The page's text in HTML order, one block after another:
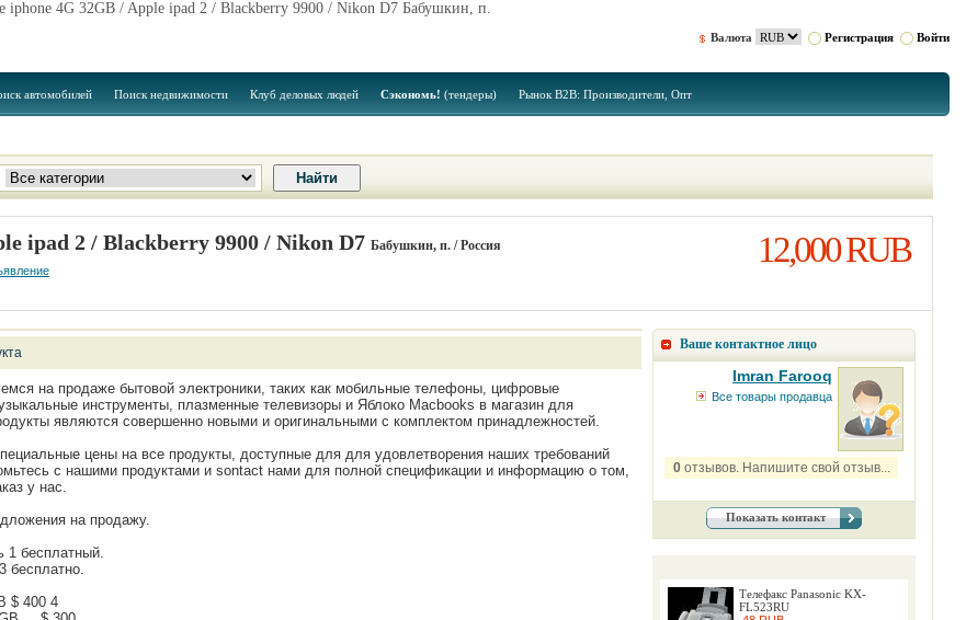
iphone 4G 32GB / Apple ipad 2 / Blackberry 9900 / Nikon D7 Бабушкин, п.
Валюта Регистрация Войти
автомобилей Поиск недвижимости Клуб деловых людей Сэкономь! (тендеры) Рынок B2B: Производители, Опт
ipad 2 / Blackberry 9900 / Nikon D7 Бабушкин, п. / Россия 12,000 RUB
на продаже бытовой электроники, таких как мобильные телефоны, цифровые
инструменты, плазменные телевизоры и Яблоко Macbooks в магазин для
являются совершенно новыми и оригинальными с комплектом принадлежностей.
цены на все продукты, доступные для для удовлетворения наших требований
с нашими продуктами и sontact нами для полной спецификации и информацию о том,
у нас.
на продажу.
1 бесплатный.
бесплатно.
$ 400 4
Ваше контактное лицо
Imran Farooq
Все товары продавца
0отзывов. Напишите свой отзыв...
Показать контакт
Телефакс Panasonic KX-
FL523RU